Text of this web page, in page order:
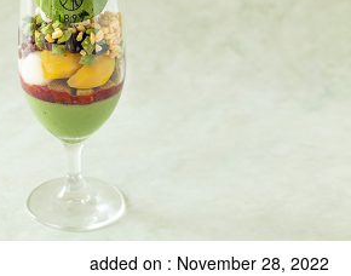
added on : November 28, 2022